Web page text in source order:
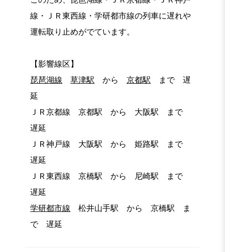
線・ＪＲ東西線・学研都市線の列車に遅れや
運転取り止めがでています。
【影響線区】
琵琶湖線
草津駅 から京都駅 まで 遅
延
ＪＲ京都線 京都駅 から 大阪駅 まで
遅延
ＪＲ神戸線 大阪駅 から 姫路駅 まで
遅延
ＪＲ東西線 京橋駅 から 尼崎駅 まで
遅延
学研都市線 松井山手駅 から 京橋駅 ま
で 遅延